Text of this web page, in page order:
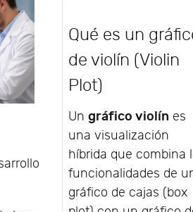
Qué es un
de violín (Violin
Plot)
Ungráfico violín es
una visualización
híbrida que combina
funcionalidades de
gráfico de cajas (box